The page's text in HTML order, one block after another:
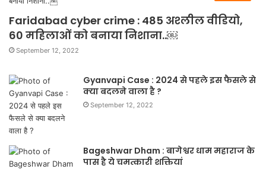
Faridabad cyber crime : 485 अश्लील वीडियो,
60 महिलाओं को बनाया निशाना..￼
September 12, 2022
Gyanvapi Case : 2024 से पहले इस फैसले से
क्या बदलने वाला है ?
September 12, 2022
Bageshwar Dham : बागेश्वर धाम महाराज के
पास है ये चमत्कारी शक्तियां